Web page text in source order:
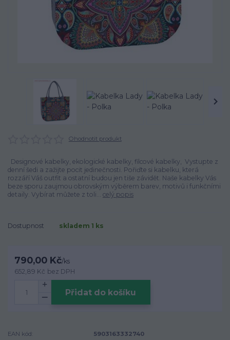
Ohodnotit produkt
Designové kabelky, ekologické kabelky, filcové kabelky, Vystupte z
denní šedi a zažijte pocit jedinečnosti. Pořiďte si kabelku, která
rozzáří Váš outfit a ostatní budou jen tiše závidět. Naše kabelky Vás
beze sporu zaujmou obrovským výběrem barev, motivů i funkčními
detaily. Vybírat můžete z toli... celý popis
Dostupnost skladem 1 ks
790,00 Kč/ks
652,89 Kč bez DPH
Přidat do košíku
EAN kód:
5903163332740